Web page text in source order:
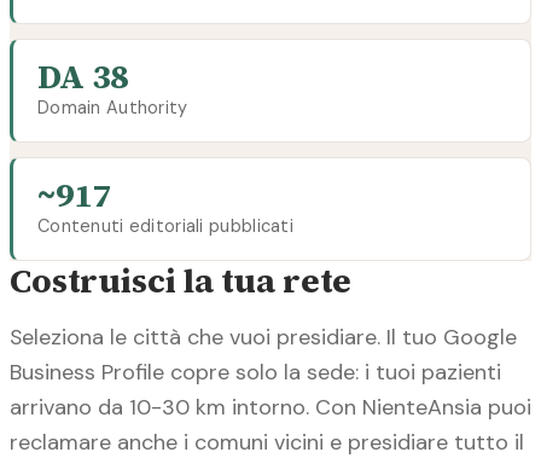
DA 38
Domain Authority
~917
Contenuti editoriali pubblicati
Costruisci la tua rete
Seleziona le città che vuoi presidiare. Il tuo Google
Business Profile copre solo la sede: i tuoi pazienti
arrivano da 10-30 km intorno. Con NienteAnsia puoi
reclamare anche i comuni vicini e presidiare tutto il